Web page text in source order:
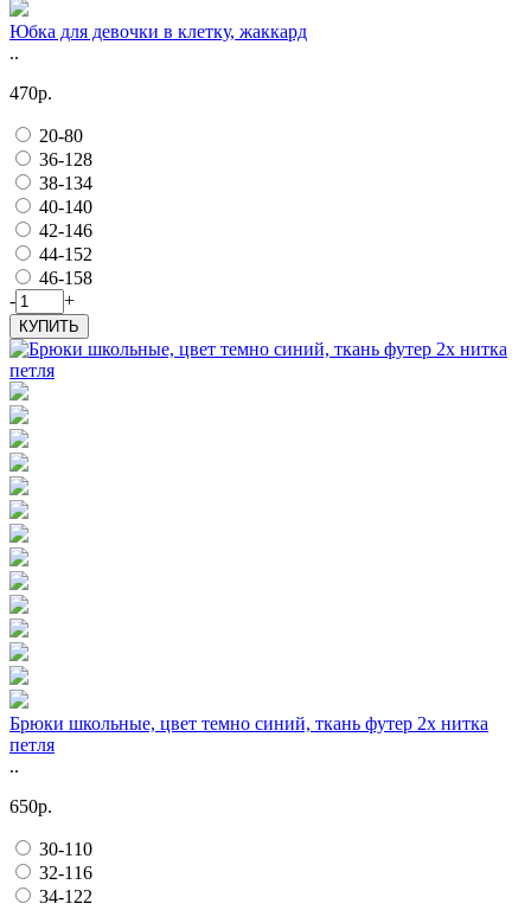
Юбка для девочки в клетку, жаккард
..
470р.
20-80
36-128
38-134
40-140
42-146
44-152
46-158
-
+
КУПИТЬ
Брюки школьные, цвет темно синий, ткань футер 2х нитка
петля
..
650р.
30-110
32-116
34-122